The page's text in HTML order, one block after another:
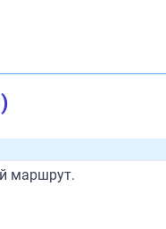
маршрут.